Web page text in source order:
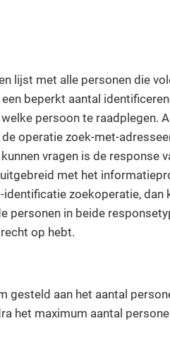
lijst met alle personen die
beperkt aantal
persoon te raadplegen.
de operatie zoek-met-
vragen is de response
met het
zoekoperatie, dan
personen in beide
op hebt.
gesteld aan het aantal
het maximum aantal